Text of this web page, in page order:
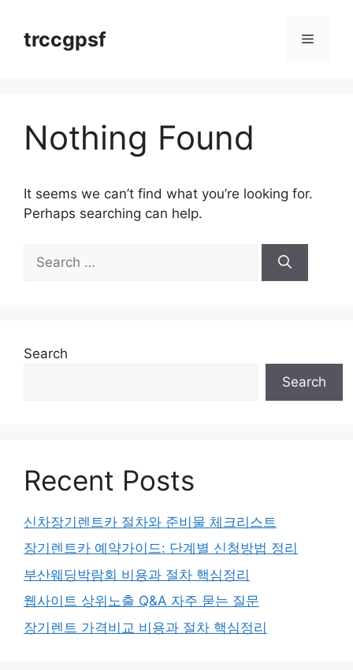
contenttrccgpsf Menu
Nothing Found
It seems we can’t find what you’re looking for.
Perhaps searching can help.
for:
Search
Search
Recent Posts
신차장기렌트카 절차와 준비물 체크리스트
장기렌트카 예약가이드: 단계별 신청방법 정리
부산웨딩박람회 비용과 절차 핵심정리
웹사이트 상위노출 Q&A 자주 묻는 질문
장기렌트 가격비교 비용과 절차 핵심정리